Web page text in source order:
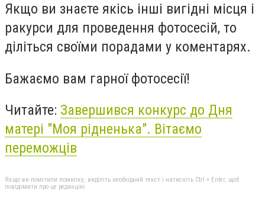
Якщо ви знаєте якісь інші вигідні місця і
ракурси для проведення фотосесій, то
діліться своїми порадами у коментарях.
Бажаємо вам гарної фотосесії!
Читайте: Завершився конкурс до Дня
матері "Моя рідненька". Вітаємо
переможців
Якщо ви помітили помилку, виділіть необхідний текст і натисніть Ctrl + Enter, щоб
повідомити про це редакцію